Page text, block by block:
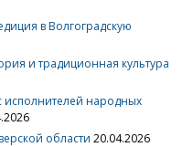
в Волгоградскую
и традиционная культура
исполнителей народных
области 20.04.2026